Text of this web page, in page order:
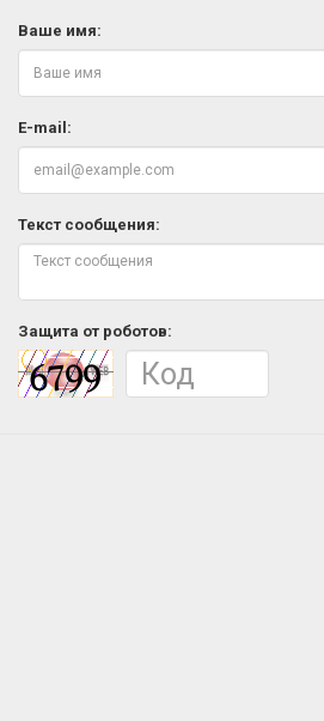
Ваше имя:
E-mail:
Текст сообщения:
Защита от роботов: